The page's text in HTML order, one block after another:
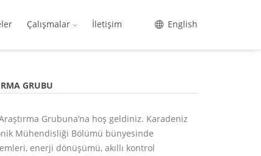
Çalışmalar İletişim English
GRUBU
Grubuna’na hoş geldiniz. Karadeniz
Mühendisliği Bölümü bünyesinde
enerji dönüşümü, akıllı kontrol